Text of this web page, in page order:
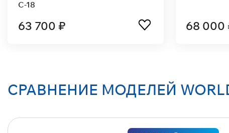
55 600 ₽ 56 900
СРАВНЕНИЕ МОДЕЛЕЙ